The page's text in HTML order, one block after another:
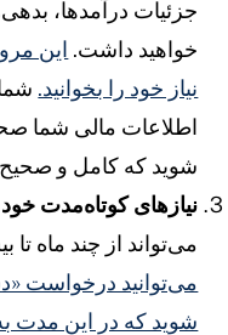
جزئیات درآمدها، بدهی‌ها
خواهید داشت.این مرور
نیاز خود را بخوانید.شما
اطلاعات مالی شما صحیح
شوید که کامل و صحیح
نیازهای کوتاه‌مدت خود را
می‌تواند از چند ماه تا
می‌توانید درخواست
شوید که در این مدت به